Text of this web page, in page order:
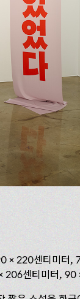
x 220센티미터,
206센티미터, 90